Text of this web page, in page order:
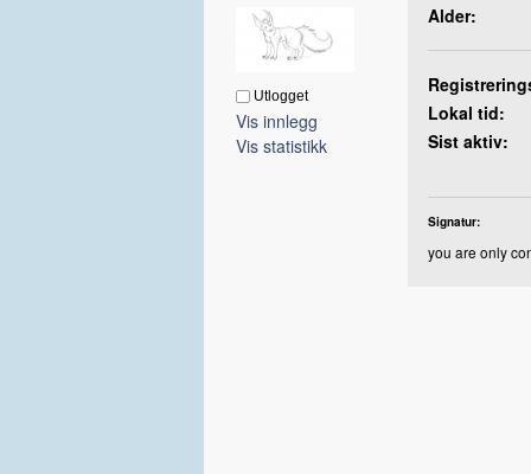
Utlogget
Vis innlegg
Vis statistikk
Alder:
Lokal tid:
Sist aktiv:
Signatur:
you are only